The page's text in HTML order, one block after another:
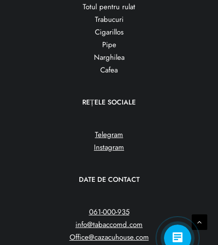
Totul pentru rulat
Trabucuri
Cigarillos
Pipe
Narghilea
Cafea
REȚELE SOCIALE
Telegram
Instagram
DATE DE CONTACT
061-000-935
info@tabaccomd.com
Office@cazacuhouse.com